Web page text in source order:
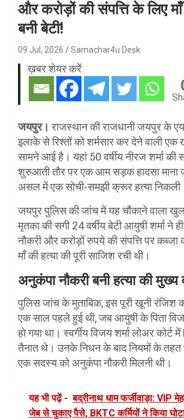
और करोड़ों की संपत्ति के लिए
बनी बेटी!
09 Jul, 2026 Samachar4u Desk
ख़बर शेयर करें
जयपुर। राजस्थान की राजधानी जयपुर के
इलाके से रिश्तों को शर्मसार कर देने वाली एक
सामने आई है। यहां 50 वर्षीय नीरज शर्मा की
शुरुआती तौर पर एक आम सड़क हादसा माना
असल में एक सोची-समझी क्रूर हत्या
जयपुर पुलिस की जांच में यह चौंकाने वाला
मृतका की सगी 24 वर्षीय बेटी आयुषी शर्मा ने
नौकरी और करोड़ों रुपये की संपत्ति पर
माँ की हत्या की पूरी साजिश रची थी।
अनुकंपा नौकरी बनी हत्या की
पुलिस जांच के मुताबिक, इस पूरी खूनी
एक साल पहले हुई थी, जब आयुषी के पिता
हो गया था। स्वर्गीय विजय शर्मा लोअर कोर्ट
तैनात थे। उनके निधन के बाद नियमों के तहत
एक सदस्य को अनुकंपा नौकरी मिलनी थी।
यह भी पढ़ें - बद्रीनाथ धाम फर्जीवाड़ा: VIP
जेब से चुकाए पैसे, BKTC कर्मियों ने किया